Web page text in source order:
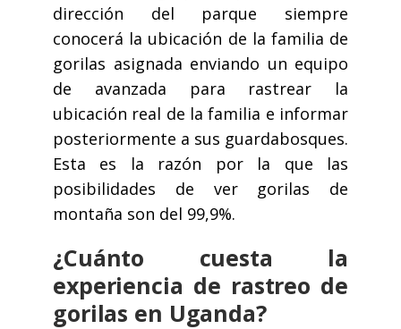
dirección del parque siempre
conocerá la ubicación de la familia de
gorilas asignada enviando un equipo
de avanzada para rastrear la
ubicación real de la familia e informar
posteriormente a sus guardabosques.
Esta es la razón por la que las
posibilidades de ver gorilas de
montaña son del 99,9%.
¿Cuánto cuesta la
experiencia de rastreo de
gorilas en Uganda?